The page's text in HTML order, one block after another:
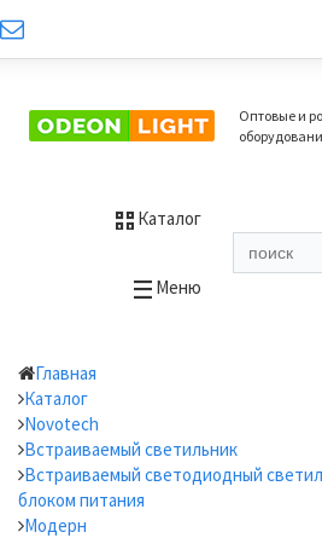
Оптовые и
Каталог
Меню
Главная
Каталог
Novotech
Встраиваемый светильник
Встраиваемый светодиодный
блоком питания
Модерн